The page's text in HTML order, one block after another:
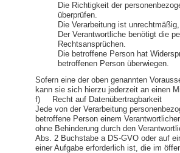
Die Richtigkeit der
überprüfen.
Die Verarbeitung ist
Der Verantwortliche benötigt die
Rechtsansprüchen.
Die betroffene Person hat
betroffenen Person überwiegen.
Sofern eine der oben genannten
kann sie sich hierzu jederzeit an einen
f) Recht auf Datenübertragbarkeit
Jede von der Verarbeitung
betroffene Person einem
ohne Behinderung durch den
Abs. 2 Buchstabe a DS-GVO oder auf
einer Aufgabe erforderlich ist, die im